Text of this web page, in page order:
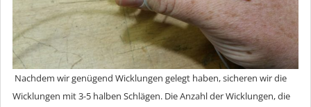
Nachdem wir genügend Wicklungen gelegt haben, sicheren wir die
Wicklungen mit 3-5 halben Schlägen. Die Anzahl der Wicklungen, die